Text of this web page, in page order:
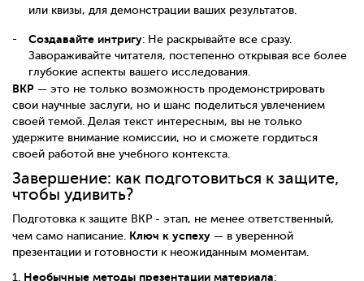
или квизы, для демонстрации ваших результатов.
Создавайте интригу: Не раскрывайте все сразу.
Завораживайте читателя, постепенно открывая все более
глубокие аспекты вашего исследования.
ВКР — это не только возможность продемонстрировать
свои научные заслуги, но и шанс поделиться увлечением
своей темой. Делая текст интересным, вы не только
удержите внимание комиссии, но и сможете гордиться
своей работой вне учебного контекста.
Завершение: как подготовиться к защите,
чтобы удивить?
Подготовка к защите ВКР - этап, не менее ответственный,
чем само написание. Ключ к успеху — в уверенной
презентации и готовности к неожиданным моментам.
1. Необычные методы презентации материала: